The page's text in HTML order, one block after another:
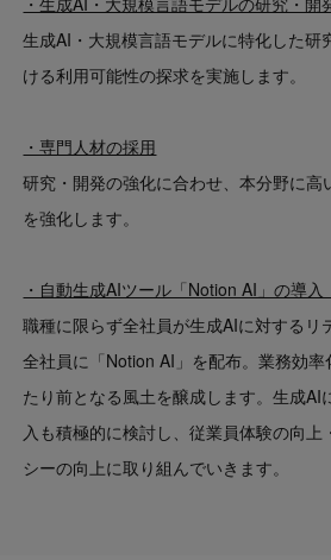
生成AI・大規模言語モデルに特化した研
ける利用可能性の探求を実施します。
・専門人材の採用
研究・開発の強化に合わせ、本分野に高
を強化します。
・自動生成AIツール「Notion AI」の導入
職種に限らず全社員が生成AIに対するリ
全社員に「Notion AI」を配布。業務効
たり前となる風土を醸成します。生成AI
入も積極的に検討し、従業員体験の向上
シーの向上に取り組んでいきます。